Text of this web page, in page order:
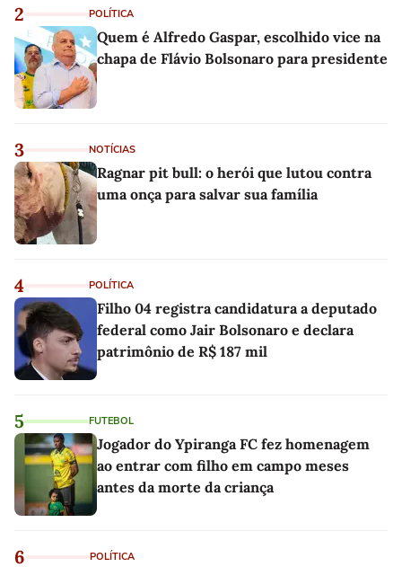
2 POLÍTICA
Quem é Alfredo Gaspar, escolhido vice na
chapa de Flávio Bolsonaro para presidente
3 NOTÍCIAS
Ragnar pit bull: o herói que lutou contra
uma onça para salvar sua família
4 POLÍTICA
Filho 04 registra candidatura a deputado
federal como Jair Bolsonaro e declara
patrimônio de R$ 187 mil
5 FUTEBOL
Jogador do Ypiranga FC fez homenagem
ao entrar com filho em campo meses
antes da morte da criança
6 POLÍTICA